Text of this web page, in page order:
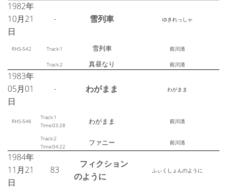
1982年
10月21
日
- 雪列車 ゆきれっしゃ
RHS-542 Track:1 雪列車 前川清
Track:2 真昼なり 前川清
1983年
05月01
日
- わがまま わがまま
RHS-546
Track:1
Time:03:28
わがまま 前川清
Track:2
Time:04:22
ファニー 前川清
1984年
11月21
日
83
フィクション
のように
ふぃくしょんのように